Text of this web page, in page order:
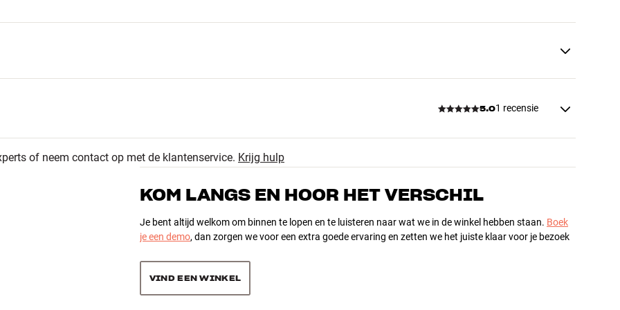
5.01 recensie
5.0
1 recensie
of neem contact op met de klantenservice. Krijg hulp
KOM LANGS EN HOOR HET VERSCHIL
Je bent altijd welkom om binnen te lopen en te luisteren naar wat we in de winkel hebben staan. Boek
je een demo, dan zorgen we voor een extra goede ervaring en zetten we het juiste klaar voor je bezoek
VIND EEN WINKEL